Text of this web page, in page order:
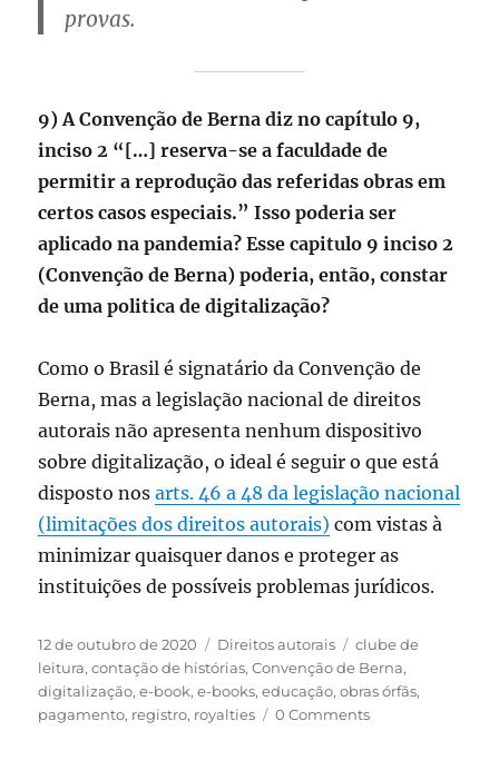
provas.
9) A Convenção de Berna diz no capítulo 9,
inciso 2 “[…] reserva-se a faculdade de
permitir a reprodução das referidas obras em
certos casos especiais.” Isso poderia ser
aplicado na pandemia? Esse capitulo 9 inciso 2
(Convenção de Berna) poderia, então, constar
de uma politica de digitalização?
Como o Brasil é signatário da Convenção de
Berna, mas a legislação nacional de direitos
autorais não apresenta nenhum dispositivo
sobre digitalização, o ideal é seguir o que está
disposto nosarts. 46 a 48 da legislação nacional
(limitações dos direitos autorais) com vistas à
minimizar quaisquer danos e proteger as
instituições de possíveis problemas jurídicos.
Publicado
em
12 de outubro de 2020 Categorias
Direitos autorais Tags
clube de
leitura,contação de histórias,Convenção de Berna,
digitalização,e-book,e-books,educação,obras órfãs,
pagamento, registro, royalties 0 Comments